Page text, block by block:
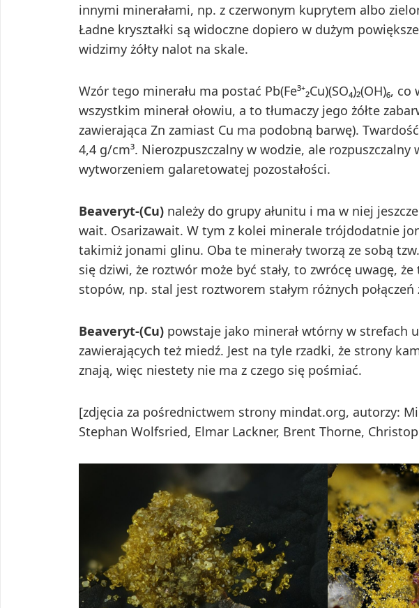
innymi minerałami, np. z czerwonym kuprytem albo
Ładne kryształki są widoczne dopiero w dużym
widzimy żółty nalot na skale.
Wzór tego minerału ma postać Pb(Fe³⁺₂Cu)(SO₄)₂(OH)₆,
wszystkim minerał ołowiu, a to tłumaczy jego żółte
zawierająca Zn zamiast Cu ma podobną barwę).
4,4 g/cm³. Nierozpuszczalny w wodzie, ale rozpuszczalny
wytworzeniem galaretowatej pozostałości.
Beaveryt-(Cu) należy do grupy ałunitu i ma w niej
wait. Osarizawait. W tym z kolei minerale trójdodatnie
takimiż jonami glinu. Oba te minerały tworzą ze sobą
się dziwi, że roztwór może być stały, to zwrócę uwagę,
stopów, np. stal jest roztworem stałym różnych połączeń
Beaveryt-(Cu) powstaje jako minerał wtórny w strefach
zawierających też miedź. Jest na tyle rzadki, że strony
znają, więc niestety nie ma z czego się pośmiać.
[zdjęcia za pośrednictwem strony mindat.org, autorzy:
Stephan Wolfsried, Elmar Lackner, Brent Thorne,